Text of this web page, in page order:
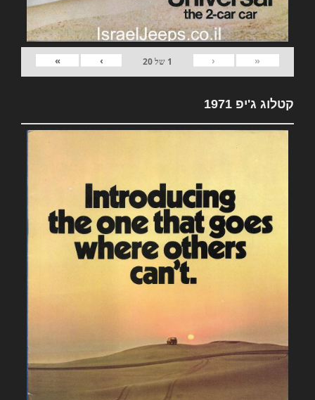
«
‹
1 של20
›
»
קטלוג ג'יפ 1971